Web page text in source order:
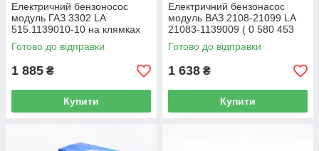
Електричний бензоносос
модуль ГАЗ 3302 LA
515.1139010-10 на клямках
Готово до відправки
1 885 ₴
Купити
Електричний бензонасос
модуль ВАЗ 2108-21099 LA
21083-1139009 ( 0 580 453
453 )
Готово до відправки
1 638 ₴
Купити